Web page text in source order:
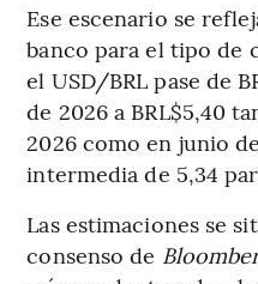
Ese escenario se
banco para el tipo de
el USD/BRL pase de
de 2026 a BRL$5,40
2026 como en junio
intermedia de 5,34
Las estimaciones se
consenso de